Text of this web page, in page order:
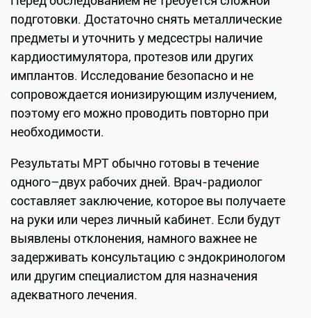
подготовки. Достаточно снять металлические
предметы и уточнить у медсестры наличие
кардиостимулятора, протезов или других
имплантов. Исследование безопасно и не
сопровождается ионизирующим излучением,
поэтому его можно проводить повторно при
необходимости.
Результаты МРТ обычно готовы в течение
одного–двух рабочих дней. Врач-радиолог
составляет заключение, которое вы получаете
на руки или через личный кабинет. Если будут
выявлены отклонения, намного важнее не
задерживать консультацию с эндокринологом
или другим специалистом для назначения
адекватного лечения.